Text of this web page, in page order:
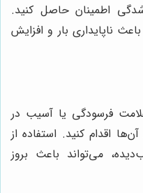
اطمینان حاصل کنید.
ناپایداری بار و افزایش
فرسودگی یا آسیب در
اقدام کنید. استفاده از
می‌تواند باعث بروز